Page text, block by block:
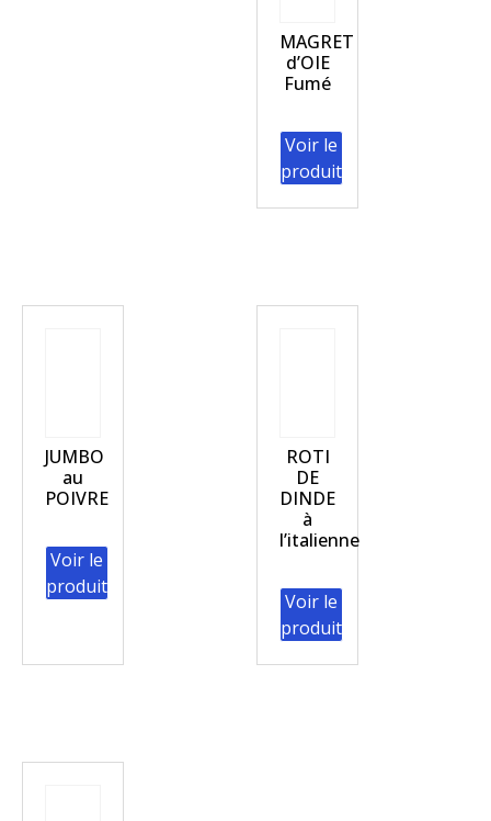
MAGRET
d’OIE
Fumé
Voir le
produit
JUMBO
au
POIVRE
Voir le
produit
ROTI
DE
DINDE
à
l’italienne
Voir le
produit